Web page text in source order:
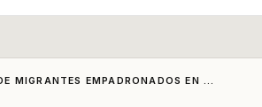
MIGRANTES EMPADRONADOS EN ...